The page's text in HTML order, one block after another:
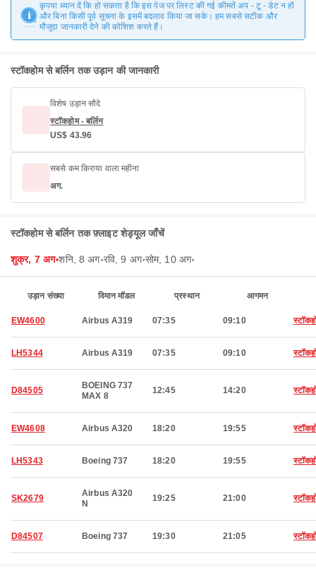
कृपया ध्यान दें कि हो सकता है कि इस पेज पर लिस्ट की गई कीमतें अप - टू - डेट न हों
और बिना किसी पूर्व सूचना के इसमें बदलाव किया जा सके। हम सबसे सटीक और
मौजूदा जानकारी देने की कोशिश करते हैं।
स्टॉकहोम से बर्लिन तक उड़ान की जानकारी
विशेष उड़ान सौदे
स्टॉकहोम - बर्लिन
US$ 43.96
सबसे कम किराया वाला महीना
अग.
स्टॉकहोम से बर्लिन तक फ़्लाइट शेड्यूल जाँचें
शुक्र, 7 अग॰शनि, 8 अग॰रवि, 9 अग॰सोम, 10 अग॰
उड़ान संख्या विमान मॉडल प्रस्थान आगमन
EW4600 Airbus A319 07:35 09:10
LH5344 Airbus A319 07:35 09:10
D84505
BOEING 737
MAX 8
12:45 14:20
EW4608 Airbus A320 18:20 19:55
LH5343 Boeing 737 18:20 19:55
SK2679
Airbus A320
N
19:25 21:00
D84507 Boeing 737 19:30 21:05